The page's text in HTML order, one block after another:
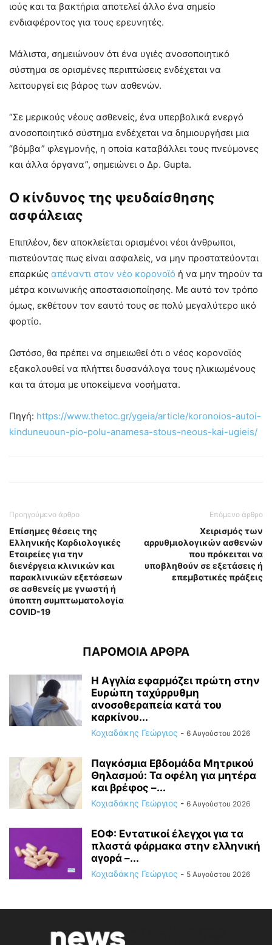
ιούς και τα βακτήρια αποτελεί άλλο ένα σημείο
ενδιαφέροντος για τους ερευνητές.
Μάλιστα, σημειώνουν ότι ένα υγιές ανοσοποιητικό
σύστημα σε ορισμένες περιπτώσεις ενδέχεται να
λειτουργεί εις βάρος των ασθενών.
“Σε μερικούς νέους ασθενείς, ένα υπερβολικά ενεργό
ανοσοποιητικό σύστημα ενδέχεται να δημιουργήσει μια
“βόμβα” φλεγμονής, η οποία καταβάλλει τους πνεύμονες
και άλλα όργανα”, σημειώνει ο Δρ. Gupta.
Ο κίνδυνος της ψευδαίσθησης
ασφάλειας
Επιπλέον, δεν αποκλείεται ορισμένοι νέοι άνθρωποι,
πιστεύοντας πως είναι ασφαλείς, να μην προστατεύονται
επαρκώς απέναντι στον νέο κορονοϊό ή να μην τηρούν τα
μέτρα κοινωνικής αποστασιοποίησης. Με αυτό τον τρόπο
όμως, εκθέτουν τον εαυτό τους σε πολύ μεγαλύτερο ιικό
φορτίο.
Ωστόσο, θα πρέπει να σημειωθεί ότι ο νέος κορονοϊός
εξακολουθεί να πλήττει δυσανάλογα τους ηλικιωμένους
και τα άτομα με υποκείμενα νοσήματα.
Πηγή: https://www.thetoc.gr/ygeia/article/koronoios-autoi-
kinduneuoun-pio-polu-anamesa-stous-neous-kai-ugieis/
Προηγούμενο άρθρο
Επίσημες θέσεις της
Ελληνικής Καρδιολογικές
Εταιρείες για την
διενέργεια κλινικών και
παρακλινικών εξετάσεων
σε ασθενείς με γνωστή ή
ύποπτη συμπτωματολογία
COVID-19
Επόμενο άρθρο
Χειρισμός των
αρρυθμιολογικών ασθενών
που πρόκειται να
υποβληθούν σε εξετάσεις ή
επεμβατικές πράξεις
ΠΑΡΟΜΟΙΑ ΑΡΘΡΑ
Η Αγγλία εφαρμόζει πρώτη στην
Ευρώπη ταχύρρυθμη
ανοσοθεραπεία κατά του
καρκίνου...
Κοχιαδάκης Γεώργιος - 6 Αυγούστου 2026
Παγκόσμια Εβδομάδα Μητρικού
Θηλασμού: Τα οφέλη για μητέρα
και βρέφος –...
Κοχιαδάκης Γεώργιος - 6 Αυγούστου 2026
ΕΟΦ: Εντατικοί έλεγχοι για τα
πλαστά φάρμακα στην ελληνική
αγορά –...
Κοχιαδάκης Γεώργιος - 5 Αυγούστου 2026